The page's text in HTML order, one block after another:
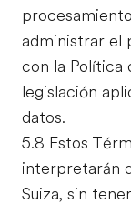
administrar el
con la Política
legislación
datos.
5.8 Estos
interpretarán
Suiza, sin